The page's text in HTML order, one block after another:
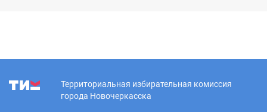
Территориальная избирательная комиссия
города Новочеркасска